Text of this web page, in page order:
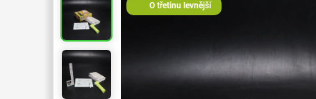
O třetinu levnější